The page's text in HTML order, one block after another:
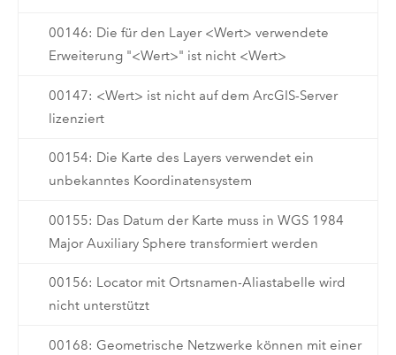
00146: Die für den Layer <Wert> verwendete
Erweiterung "<Wert>" ist nicht <Wert>
00147: <Wert> ist nicht auf dem ArcGIS-Server
lizenziert
00154: Die Karte des Layers verwendet ein
unbekanntes Koordinatensystem
00155: Das Datum der Karte muss in WGS 1984
Major Auxiliary Sphere transformiert werden
00156: Locator mit Ortsnamen-Aliastabelle wird
nicht unterstützt
00168: Geometrische Netzwerke können mit einer